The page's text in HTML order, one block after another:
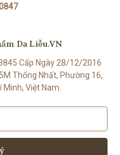
Da Liễu.VN
Cấp Ngày 28/12/2016
Thống Nhất, Phường 16,
Minh, Việt Nam.